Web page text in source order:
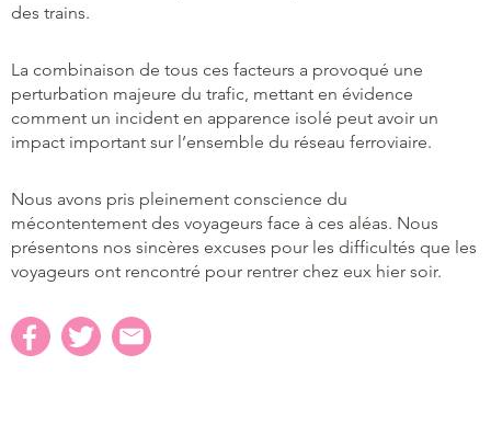
des trains.
La combinaison de tous ces facteurs a provoqué une
perturbation majeure du trafic, mettant en évidence
comment un incident en apparence isolé peut avoir un
impact important sur l’ensemble du réseau ferroviaire.
Nous avons pris pleinement conscience du
mécontentement des voyageurs face à ces aléas. Nous
présentons nos sincères excuses pour les difficultés que les
voyageurs ont rencontré pour rentrer chez eux hier soir.